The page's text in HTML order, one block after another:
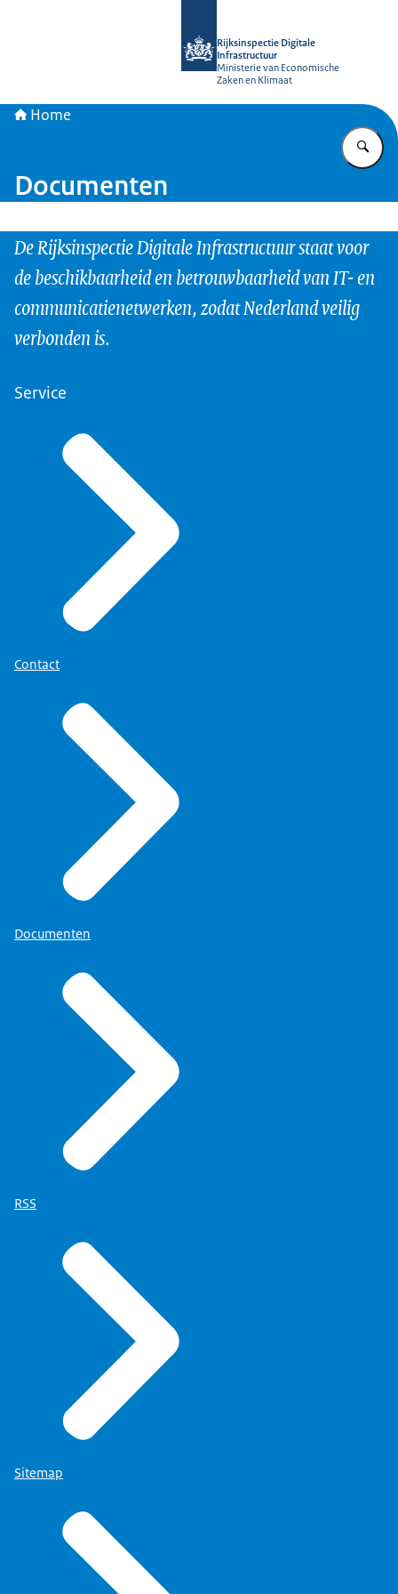
Rijksinspectie Digitale
Infrastructuur
Ministerie van Economische
Zaken en Klimaat
Home
Documenten
De Rijksinspectie Digitale Infrastructuur staat voor
de beschikbaarheid en betrouwbaarheid van IT- en
communicatienetwerken, zodat Nederland veilig
verbonden is.
Service
Contact
Documenten
RSS
Sitemap